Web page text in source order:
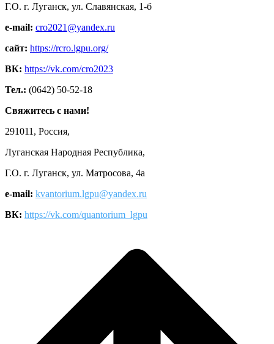
Г.О. г. Луганск, ул. Славянская, 1-б
e-mail: cro2021@yandex.ru
сайт: https://rcro.lgpu.org/
ВК: https://vk.com/cro2023
Тел.: (0642) 50-52-18
Свяжитесь с нами!
291011, Россия,
Луганская Народная Республика,
Г.О. г. Луганск, ул. Матросова, 4а
e-mail: kvantorium.lgpu@yandex.ru
ВК: https://vk.com/quantorium_lgpu